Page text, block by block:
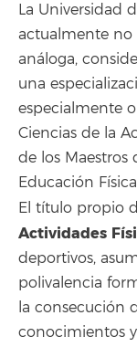
La Universidad
actualmente
análoga,
una
especialmente
Ciencias de la
de los Maestros
Educación
El título propio
Actividades
deportivos,
polivalencia
la consecución
conocimientos